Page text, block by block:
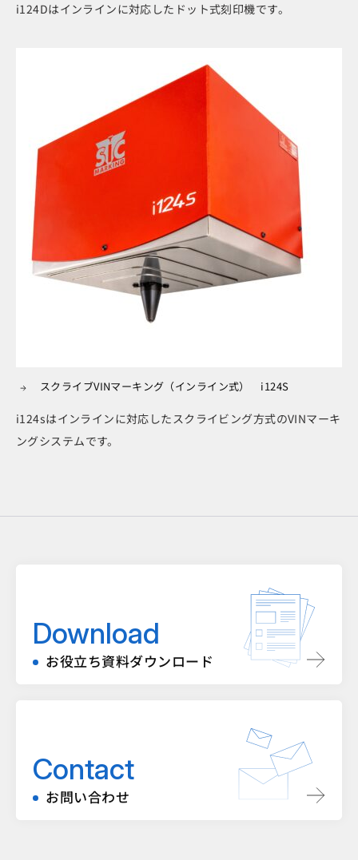
i124Dはインラインに対応したドット式刻印機です。
スクライブVINマーキング（インライン式） i124S
i124sはインラインに対応したスクライビング方式のVINマーキ
ングシステムです。
Download
お役立ち資料ダウンロード
Contact
お問い合わせ